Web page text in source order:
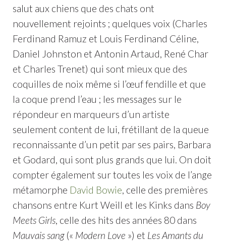
salut aux chiens que des chats ont
nouvellement rejoints ; quelques voix (Charles
Ferdinand Ramuz et Louis Ferdinand Céline,
Daniel Johnston et Antonin Artaud, René Char
et Charles Trenet) qui sont mieux que des
coquilles de noix même si l’œuf fendille et que
la coque prend l’eau ; les messages sur le
répondeur en marqueurs d’un artiste
seulement content de lui, frétillant de la queue
reconnaissante d’un petit par ses pairs, Barbara
et Godard, qui sont plus grands que lui. On doit
compter également sur toutes les voix de l’ange
métamorphe David Bowie, celle des premières
chansons entre Kurt Weill et les Kinks dans Boy
Meets Girls, celle des hits des années 80 dans
Mauvais sang(« Modern Love ») et Les Amants du